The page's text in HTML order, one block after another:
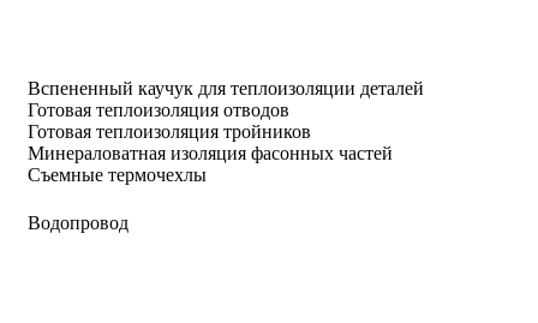
Вспененный каучук для теплоизоляции деталей
Готовая теплоизоляция отводов
Готовая теплоизоляция тройников
Минераловатная изоляция фасонных частей
Съемные термочехлы
Водопровод